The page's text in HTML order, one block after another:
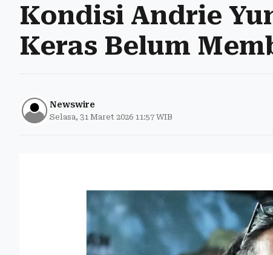
Kondisi Andrie
Keras Belum
Newswire
Selasa, 31 Maret 2026 11:57 WIB